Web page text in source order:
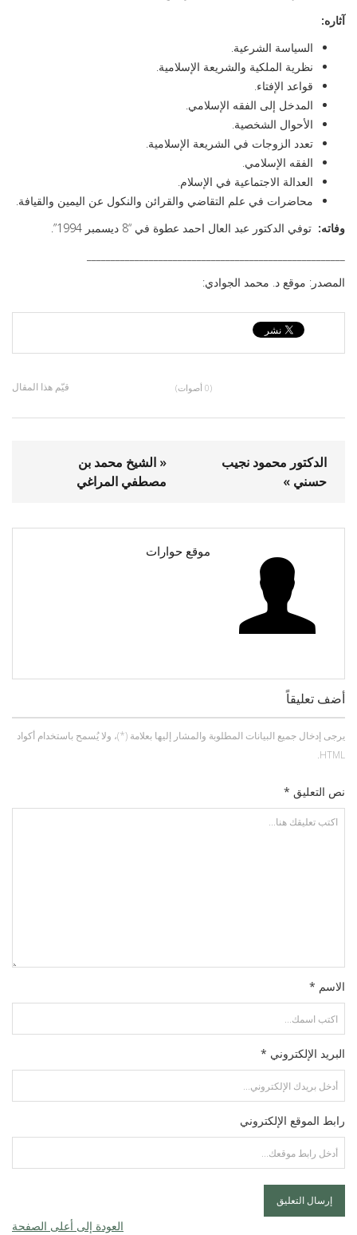
آثاره:
السياسة الشرعية.
نظرية الملكية والشريعة الإسلامية.
قواعد الإفتاء.
المدخل إلى الفقه الإسلامي.
الأحوال الشخصية.
تعدد الزوجات في الشريعة الإسلامية.
الفقه الإسلامي.
العدالة الاجتماعية في الإسلام.
محاضرات في علم التقاضي والقرائن والنكول عن اليمين والقيافة.
وفاته: توفي الدكتور عبد العال احمد عطوة في “8 ديسمبر 1994”.
المصدر: موقع د. محمد الجوادي:
قيّم هذا المقال (0 أصوات)
« الشيخ محمد بن
مصطفي المراغي
الدكتور محمود نجيب
حسني »
موقع حوارات
أضف تعليقاً
يرجى إدخال جميع البيانات المطلوبة والمشار إليها بعلامة (*)، ولا يُسمح باستخدام أكواد
HTML.
نص التعليق *
الاسم *
البريد الإلكتروني *
رابط الموقع الإلكتروني
العودة إلى أعلى الصفحة